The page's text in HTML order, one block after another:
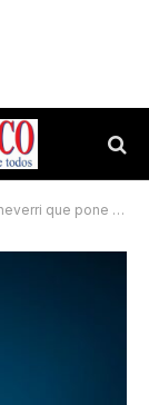
el City: “Nunca va a jugar”